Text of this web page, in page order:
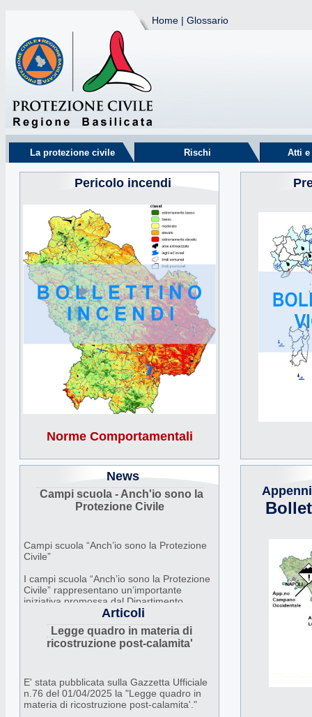
Home | Glossario
La protezione civile Rischi Atti
Pericolo incendi
Norme Comportamentali
News
Campi scuola - Anch'io sono la
Protezione Civile
Campi scuola “Anch’io sono la Protezione
Civile”
I campi scuola “Anch’io sono la Protezione
Civile” rappresentano un’importante
iniziativa promossa dal Dipartimento
Nazionale della Protezione Civile, in
collaborazione con Regioni, Comuni e
organizzazioni di volontariato, con
l’obiettivo di diffondere tra i giovani la
Articoli
Legge quadro in materia di
ricostruzione post-calamita'
E' stata pubblicata sulla Gazzetta Ufficiale
n.76 del 01/04/2025 la "Legge quadro in
materia di ricostruzione post-calamita'."